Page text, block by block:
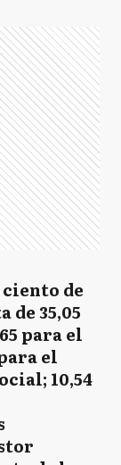
de
de 35,05
para el
el
10,54